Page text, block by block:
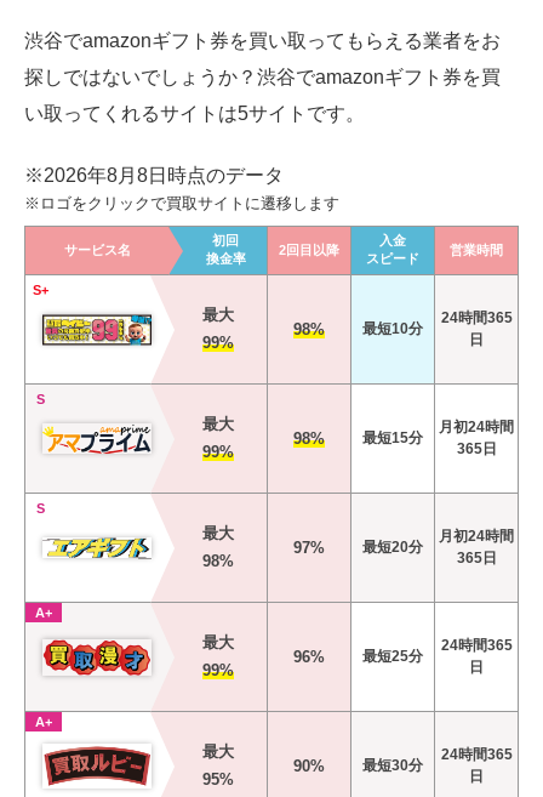
渋谷でamazonギフト券を買い取ってもらえる業者をお
探しではないでしょうか？渋谷でamazonギフト券を買
い取ってくれるサイトは5サイトです。
※2026年8月8日時点のデータ
※ロゴをクリックで買取サイトに遷移します
サービス名
初回
換金率
2回目以降
入金
スピード
営業時間
S+
最大
99%
98% 最短10分
24時間365
日
S
最大
99%
98% 最短15分
月初24時間
365日
S
最大
98%
97% 最短20分
月初24時間
365日
A+
最大
99%
96% 最短25分
24時間365
日
A+
最大
95%
90% 最短30分
24時間365
日